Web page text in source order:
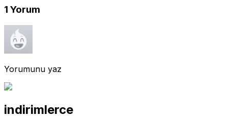
1 Yorum
Yorumunu yaz
indirimlerce